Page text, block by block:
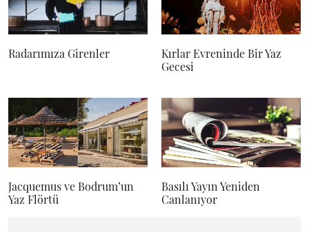
Radarımıza Girenler
Kırlar Evreninde Bir Yaz
Gecesi
Jacquemus ve Bodrum’un
Yaz Flörtü
Basılı Yayın Yeniden
Canlanıyor